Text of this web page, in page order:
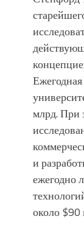
млрд. При
и
ежегодно
около $90